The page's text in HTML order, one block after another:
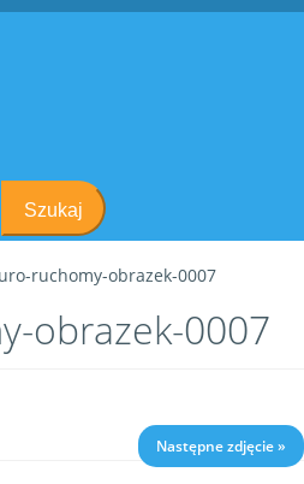
Szukaj
ruchomy-obrazek-0007
obrazek-0007
Następne zdjęcie »